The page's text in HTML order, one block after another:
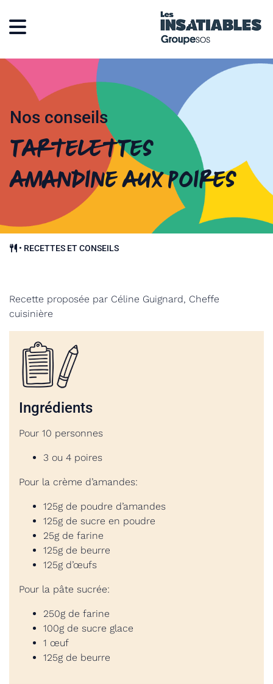
Nos conseils
Tartelettes
amandine aux poires
• RECETTES ET CONSEILS
Recette proposée par Céline Guignard, Cheffe
cuisinière
Ingrédients
Pour 10 personnes
3 ou 4 poires
Pour la crème d’amandes:
125g de poudre d’amandes
125g de sucre en poudre
25g de farine
125g de beurre
125g d’œufs
Pour la pâte sucrée:
250g de farine
100g de sucre glace
1 œuf
125g de beurre